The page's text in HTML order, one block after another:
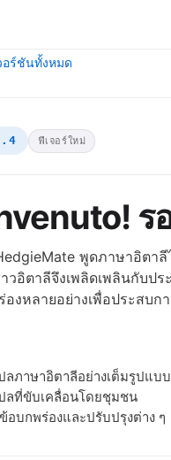
อร์ชันทั้งหมด
ฟีเจอร์ใหม่
ร
พูดภาษาอิตา
วอิตาลีจึงเพลิดเพลินกับป
องหลายอย่างเพื่อประสบ
ลภาษาอิตาลีอย่างเต็มรูปแบบ
ลที่ขับเคลื่อนโดยชุมชน
อบกพร่องและปรับปรุงต่าง ๆ